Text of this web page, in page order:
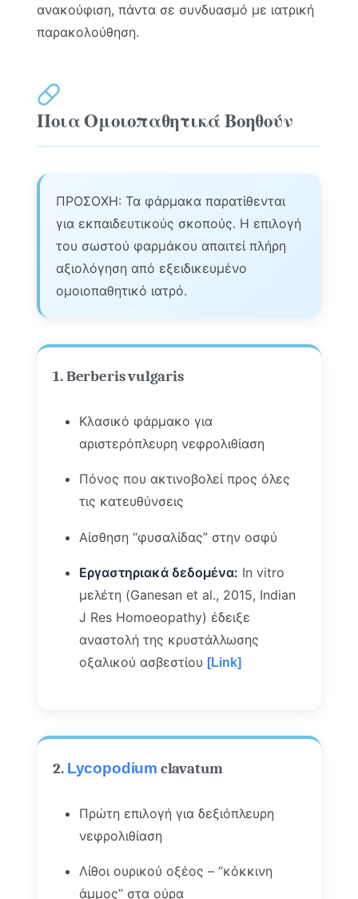
ανακούφιση, πάντα σε συνδυασμό με ιατρική
παρακολούθηση.
Ποια Ομοιοπαθητικά Βοηθούν
ΠΡΟΣΟΧΗ: Τα φάρμακα παρατίθενται
για εκπαιδευτικούς σκοπούς. Η επιλογή
του σωστού φαρμάκου απαιτεί πλήρη
αξιολόγηση από εξειδικευμένο
ομοιοπαθητικό ιατρό.
1. Berberis vulgaris
Κλασικό φάρμακο για
αριστερόπλευρη νεφρολιθίαση
Πόνος που ακτινοβολεί προς όλες
τις κατευθύνσεις
Αίσθηση “φυσαλίδας” στην οσφύ
Εργαστηριακά δεδομένα: In vitro
μελέτη (Ganesan et al., 2015, Indian
J Res Homoeopathy) έδειξε
αναστολή της κρυστάλλωσης
οξαλικού ασβεστίου [Link]
2. Lycopodium clavatum
Πρώτη επιλογή για δεξιόπλευρη
νεφρολιθίαση
Λίθοι ουρικού οξέος – “κόκκινη
άμμος” στα ούρα